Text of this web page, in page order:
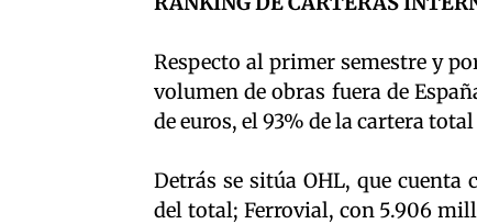
Respecto al primer semestre y
volumen de obras fuera de
de euros, el 93% de la cartera
Detrás se sitúa OHL, que
del total; Ferrovial, con 5.906